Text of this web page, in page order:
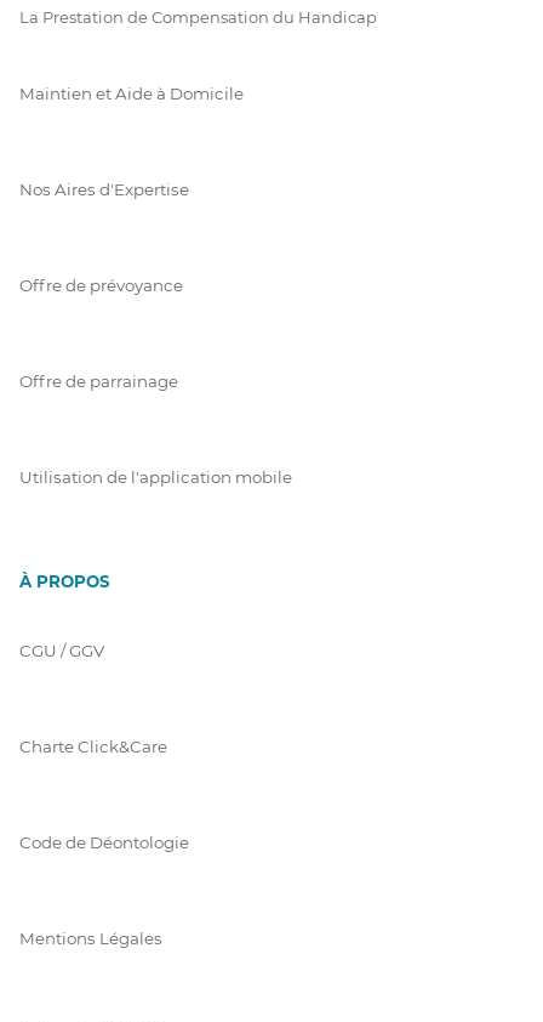
La Prestation de Compensation du Handicap
Maintien et Aide à Domicile
Nos Aires d'Expertise
Offre de prévoyance
Offre de parrainage
Utilisation de l'application mobile
À PROPOS
CGU / GGV
Charte Click&Care
Code de Déontologie
Mentions Légales